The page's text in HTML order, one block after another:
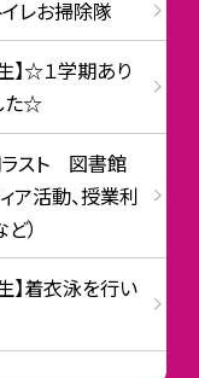
レお掃除隊
】☆１学期あり
た☆
スト 図書館
ア活動、授業利
）
】着衣泳を行い